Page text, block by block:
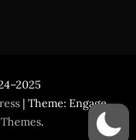
| Theme: Engage
.